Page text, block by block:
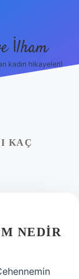
İlham
kadın hikayeleri!
KAÇ
NEDIR